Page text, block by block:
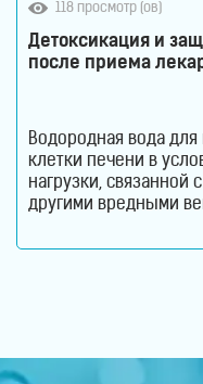
118 просмотр (ов)
Детоксикация и
после приема
Водородная вода
клетки печени в
нагрузки, связанной
другими вредными
оксидативного